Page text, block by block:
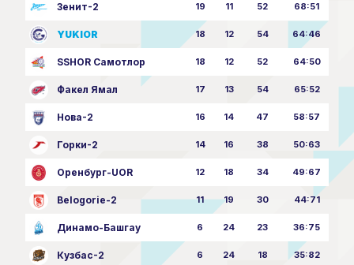
Зенит-2 19 11 52 68:51
YUKIOR 18 12 54 64:46
SSHOR Самотлор 18 12 52 64:50
Факел Ямал 17 13 54 65:52
Нова-2 16 14 47 58:57
Горки-2 14 16 38 50:63
Оренбург-UOR 12 18 34 49:67
Belogorie-2 11 19 30 44:71
Динамо-Башгау 6 24 23 36:75
Кузбас-2 6 24 18 35:82